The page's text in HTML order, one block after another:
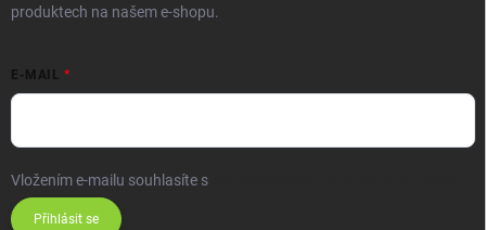
produktech na našem e-shopu.
E-MAIL
Vložením e-mailu souhlasíte s
Přihlásit se